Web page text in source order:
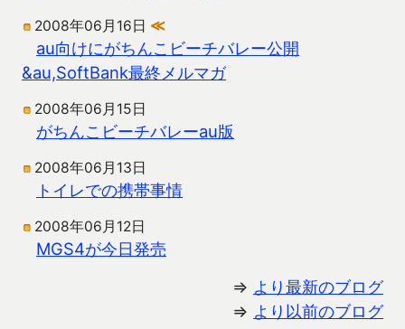
2008年06月16日 ≪
au向けにがちんこビーチバレー公開
&au,SoftBank最終メルマガ
2008年06月15日
がちんこビーチバレーau版
2008年06月13日
トイレでの携帯事情
2008年06月12日
MGS4が今日発売
⇒ より最新のブログ
⇒ より以前のブログ